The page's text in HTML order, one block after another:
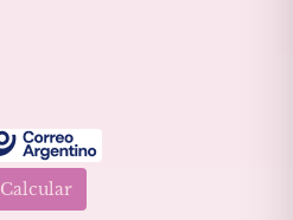
Calcular